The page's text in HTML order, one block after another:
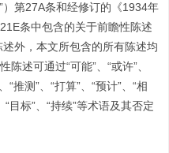
）第27A条和经修订的《1934年
条中包含的关于前瞻性陈述
外，本文所包含的所有陈述均
述可通过“可能”、“或许”、
“推测”、“打算”、“预计”、“相
“目标”、“持续”等术语及其否定